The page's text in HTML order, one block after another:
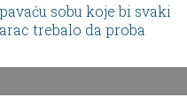
sobu koje bi svaki
trebalo da proba